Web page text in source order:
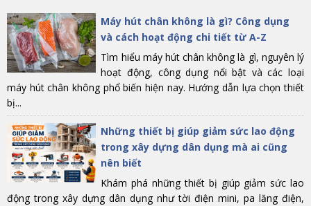
Máy hút chân không là gì? Công dụng
và cách hoạt động chi tiết từ A-Z
Tìm hiểu máy hút chân không là gì, nguyên lý
hoạt động, công dụng nổi bật và các loại
máy hút chân không phổ biến hiện nay. Hướng dẫn lựa chọn thiết
bị...
Những thiết bị giúp giảm sức lao động
trong xây dựng dân dụng mà ai cũng
nên biết
Khám phá những thiết bị giúp giảm sức lao
động trong xây dựng dân dụng như tời điện mini, pa lăng điện,